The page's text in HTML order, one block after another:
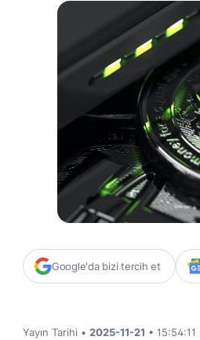
Google'da bizi tercih et
Yayın Tarihi • 2025-11-21 • 15:54:11